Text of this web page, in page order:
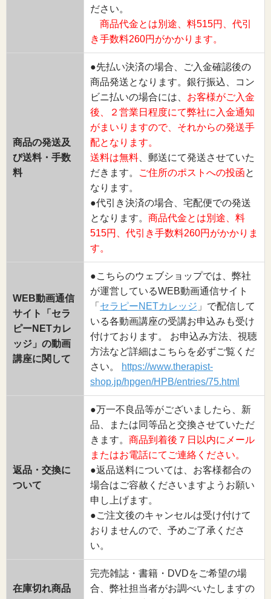
ださい。
商品代金とは別途、料515円、代引
き手数料260円がかかります。
商品の発送及
び送料・手数
料
●先払い決済の場合、ご入金確認後の
商品発送となります。銀行振込、コン
ビニ払いの場合には、 お客様がご入金
後、２営業日程度にて弊社に入金通知
がまいりますので、それからの発送手
配となります。
送料は無料 、郵送にて発送させていた
だきます。
ご住所のポストへの投函と
なります。
●代引き決済の場合、宅配便での発送
となります。 商品代金とは別途、料
515円、代引き手数料260円がかかりま
す。
WEB動画通信
サイト「セラ
ピーNETカレ
ッジ」の動画
講座に関して
●こちらのウェブショップでは、弊社
が運営しているWEB動画通信サイト
「 セラピーNETカレッジ 」で配信して
いる各動画講座の受講お申込みも受け
付けております。 お申込み方法、視聴
方法など詳細はこちらを必ずご覧くだ
さい。
https://www.therapist-
shop.jp/hpgen/HPB/entries/75.html
返品・交換に
ついて
●万一不良品等がございましたら、新
品、または同等品と交換させていただ
きます。 商品到着後７日以内にメール
またはお電話にてご連絡ください。
●返品送料については、お客様都合の
場合はご容赦くださいますようお願い
申し上げます。
●ご注文後のキャンセルは受け付けて
おりませんので、予めご了承くださ
い。
在庫切れ商品
完売雑誌・書籍・DVDをご希望の場
合、弊社担当者がお調べいたしますの